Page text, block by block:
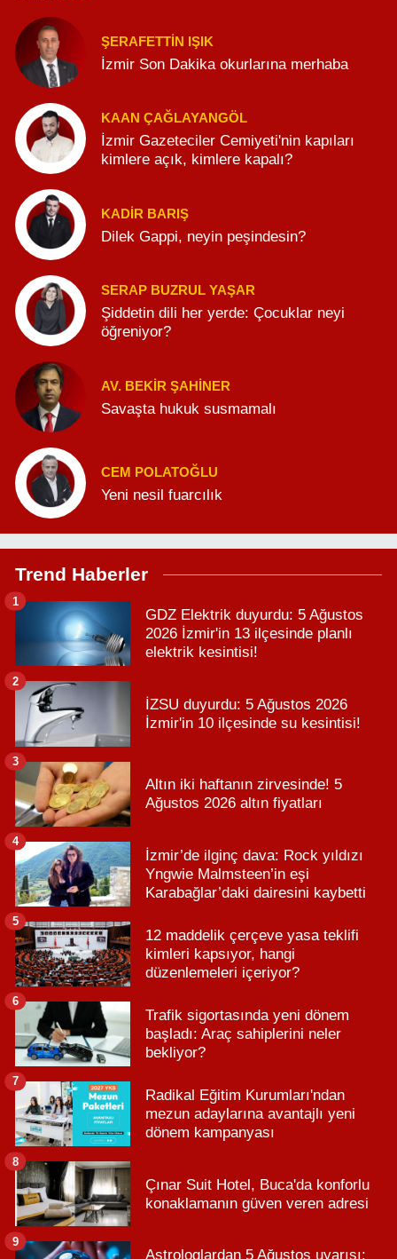
ŞERAFETTIN IŞIK
İzmir Son Dakika okurlarına merhaba
KAAN ÇAĞLAYANGÖL
İzmir Gazeteciler Cemiyeti'nin kapıları
kimlere açık, kimlere kapalı?
KADIR BARIŞ
Dilek Gappi, neyin peşindesin?
SERAP BUZRUL YAŞAR
Şiddetin dili her yerde: Çocuklar neyi
öğreniyor?
AV. BEKIR ŞAHINER
Savaşta hukuk susmamalı
CEM POLATOĞLU
Yeni nesil fuarcılık
Trend Haberler
GDZ Elektrik duyurdu: 5 Ağustos
2026 İzmir'in 13 ilçesinde planlı
elektrik kesintisi!
1
İZSU duyurdu: 5 Ağustos 2026
İzmir'in 10 ilçesinde su kesintisi!
2
Altın iki haftanın zirvesinde! 5
Ağustos 2026 altın fiyatları
3
İzmir’de ilginç dava: Rock yıldızı
Yngwie Malmsteen’in eşi
Karabağlar’daki dairesini kaybetti
4
12 maddelik çerçeve yasa teklifi
kimleri kapsıyor, hangi
düzenlemeleri içeriyor?
5
Trafik sigortasında yeni dönem
başladı: Araç sahiplerini neler
bekliyor?
6
Radikal Eğitim Kurumları'ndan
mezun adaylarına avantajlı yeni
dönem kampanyası
7
Çınar Suit Hotel, Buca'da konforlu
konaklamanın güven veren adresi
8
Astrologlardan 5 Ağustos uyarısı:
9